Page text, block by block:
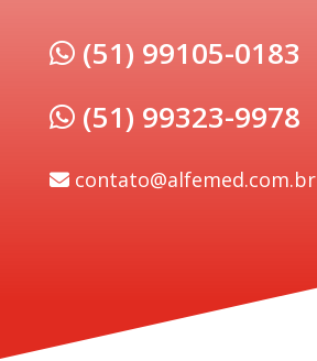
(51) 99105-0183
(51) 99323-9978
contato@alfemed.com.br